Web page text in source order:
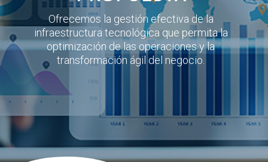
Ofrecemos la gestión efectiva de la
infraestructura tecnológica que permita la
optimización de las operaciones y la
transformación ágil del negocio.